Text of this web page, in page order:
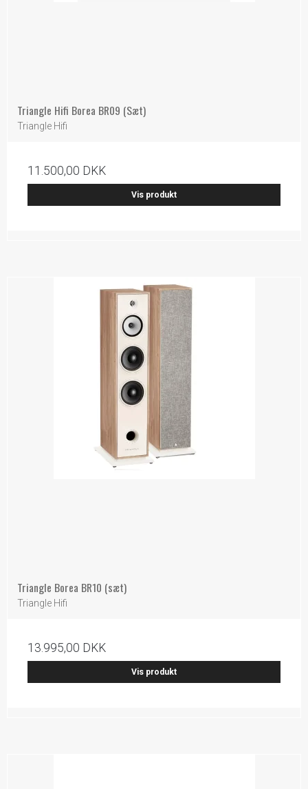
Triangle Hifi Borea BR09 (Sæt)
Triangle Hifi
11.500,00 DKK
Vis produkt
Triangle Borea BR10 (sæt)
Triangle Hifi
13.995,00 DKK
Vis produkt